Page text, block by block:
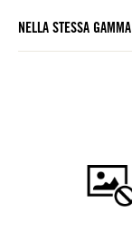
NELLA STESSA GAMMA